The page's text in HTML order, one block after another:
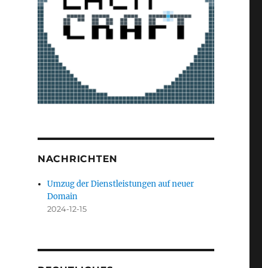
NACHRICHTEN
Umzug der Dienstleistungen auf neuer
Domain
2024-12-15